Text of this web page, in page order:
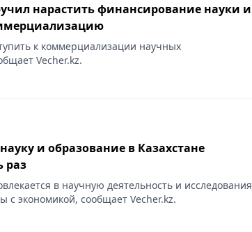
нарастить финансирование науки и
к коммерциализации научных
Vecher.kz.
и образование в Казахстане
раз
в научную деятельность и исследования
с экономикой, сообщает Vecher.kz.